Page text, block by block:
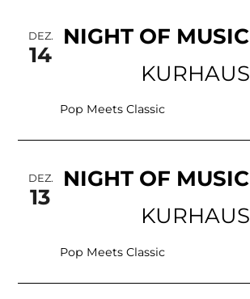
NIGHT OF MUSIC
DEZ.
14
Pop Meets Classic
NIGHT OF MUSIC
DEZ.
13
Pop Meets Classic